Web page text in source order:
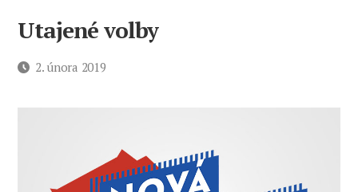
Utajené volby
Datum2. února 2019